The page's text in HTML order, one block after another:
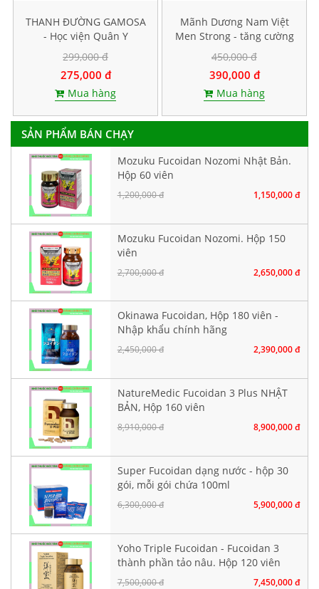
THANH ĐƯỜNG GAMOSA
- Học viện Quân Y
299,000 đ
275,000 đ
Mua hàng
Mãnh Dương Nam Việt
Men Strong - tăng cường
sinh lý nam
450,000 đ
390,000 đ
Mua hàng
SẢN PHẨM BÁN CHẠY
Mozuku Fucoidan Nozomi Nhật Bản.
Hộp 60 viên
1,200,000 đ 1,150,000 đ
Mozuku Fucoidan Nozomi. Hộp 150
viên
2,700,000 đ 2,650,000 đ
Okinawa Fucoidan, Hộp 180 viên -
Nhập khẩu chính hãng
2,450,000 đ 2,390,000 đ
NatureMedic Fucoidan 3 Plus NHẬT
BẢN, Hộp 160 viên
8,910,000 đ 8,900,000 đ
Super Fucoidan dạng nước - hộp 30
gói, mỗi gói chứa 100ml
6,300,000 đ 5,900,000 đ
Yoho Triple Fucoidan - Fucoidan 3
thành phần tảo nâu. Hộp 120 viên
7,500,000 đ 7,450,000 đ